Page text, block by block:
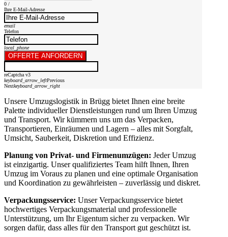
0 /
Ihre E-Mail-Adresse
email
Telefon
local_phone
OFFERTE ANFORDERN
reCaptcha v3
keyboard_arrow_leftPrevious
Nextkeyboard_arrow_right
Unsere Umzugslogistik in Brügg bietet Ihnen eine breite
Palette individueller Dienstleistungen rund um Ihren Umzug
und Transport. Wir kümmern uns um das Verpacken,
Transportieren, Einräumen und Lagern – alles mit Sorgfalt,
Umsicht, Sauberkeit, Diskretion und Effizienz.
Planung von Privat- und Firmenumzügen: Jeder Umzug
ist einzigartig. Unser qualifiziertes Team hilft Ihnen, Ihren
Umzug im Voraus zu planen und eine optimale Organisation
und Koordination zu gewährleisten – zuverlässig und diskret.
Verpackungsservice: Unser Verpackungsservice bietet
hochwertiges Verpackungsmaterial und professionelle
Unterstützung, um Ihr Eigentum sicher zu verpacken. Wir
sorgen dafür, dass alles für den Transport gut geschützt ist.